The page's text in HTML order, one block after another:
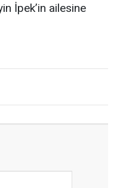
İpek’in ailesine